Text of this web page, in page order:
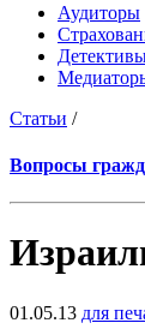
Аудиторы
Статьи /
Вопросы
01.05.13 для